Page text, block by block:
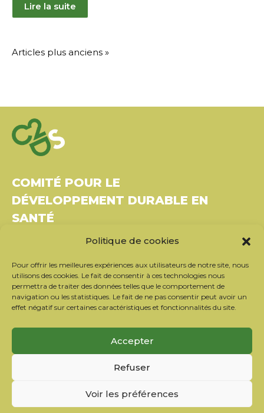
Politique de cookies
Pour offrir les meilleures expériences aux utilisateurs de notre site, nous
utilisons des cookies. Le fait de consentir à ces technologies nous
permettra de traiter des données telles que le comportement de
navigation ou les statistiques. Le fait de ne pas consentir peut avoir un
effet négatif sur certaines caractéristiques et fonctionnalités du site.
Accepter
Refuser
Voir les préférences
Lire la suite
Navigation
Articles plus anciens »
COMITÉ POUR LE
DÉVELOPPEMENT DURABLE EN
SANTÉ
Bâtiment Le Rubixco, 1 rue Bernard Maris
Tél. : 06 26 49 36 81 – contact@c2ds.eu
TwitterLinkedIn
Youtube
S’inscrire à la newsletter
Nos partenaires
Mentions légales
Politique de confidentialité